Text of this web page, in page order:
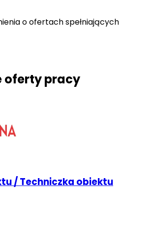
o ofertach spełniających
oferty pracy
/ Techniczka obiektu